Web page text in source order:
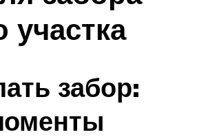
участка
забор: